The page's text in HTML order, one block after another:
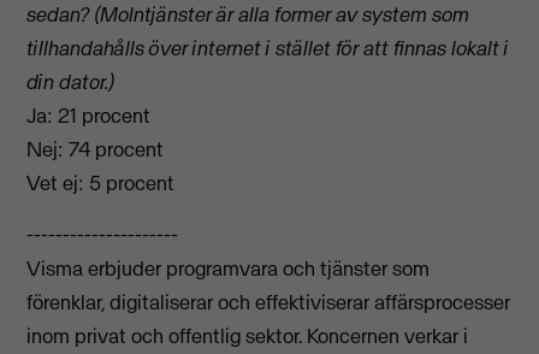
sedan? (Molntjänster är alla former av system som
tillhandahålls över internet i stället för att finnas lokalt i
din dator.)
Ja: 21 procent
Nej: 74 procent
Vet ej: 5 procent
---------------------
Visma erbjuder programvara och tjänster som
förenklar, digitaliserar och effektiviserar affärsprocesser
inom privat och offentlig sektor. Koncernen verkar i